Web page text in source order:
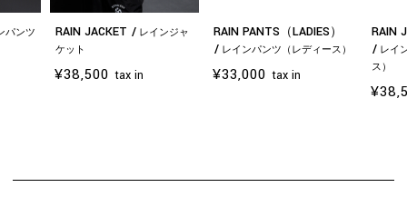
パンツ RAIN JACKET
レインジャ
ケット
¥38,500 tax in
RAIN PANTS（LADIES）
レインパンツ（レディース）
¥33,000 tax in
RAIN
レイ
ス）